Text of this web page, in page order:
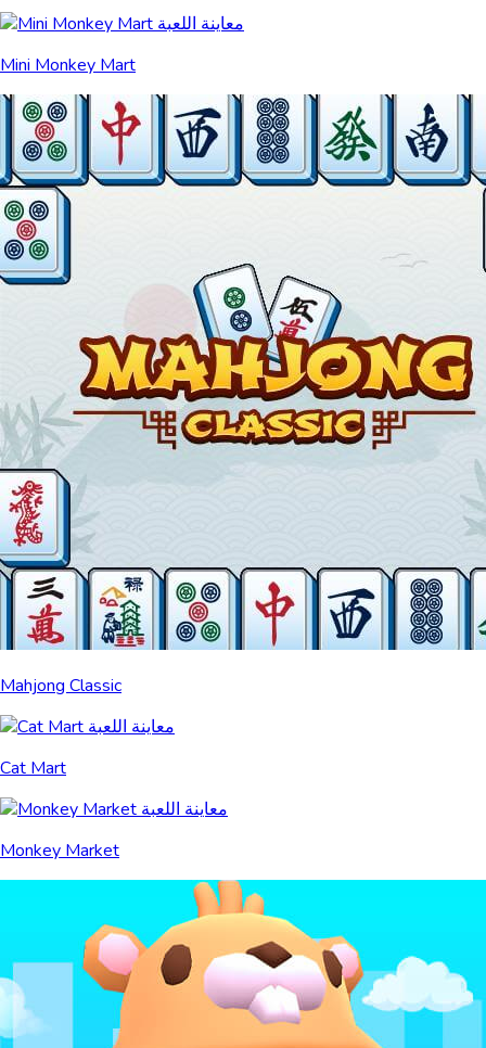
Mini Monkey Mart
Mahjong Classic
Cat Mart
Monkey Market